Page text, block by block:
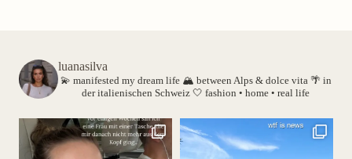
luanasilva
💫 manifested my dream life 🏔️ between Alps & dolce vita 🌴 in
der italienischen Schweiz 🤍 fashion • home • real life